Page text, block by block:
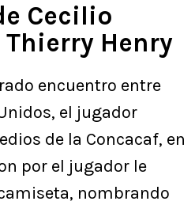
Cecilio
Henry
encuentro entre
el jugador
de la Concacaf, en
por el jugador le
nombrando